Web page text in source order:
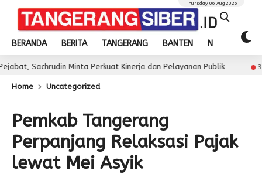
BERANDA BERITA TANGERANG BANTEN NASIONAL
Thursday, 06 Aug 2026
Minta Perkuat Kinerja dan Pelayanan Publik 3 day ago
Home Uncategorized
Pemkab Tangerang
Perpanjang Relaksasi Pajak
lewat Mei Asyik